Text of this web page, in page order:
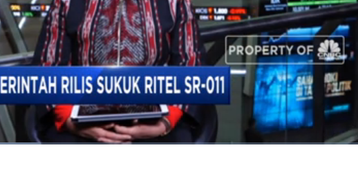
#djppr #pembiayaan syariah #sukuk ritel #sr-011